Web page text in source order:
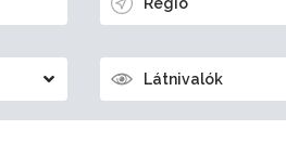
Látnivalók